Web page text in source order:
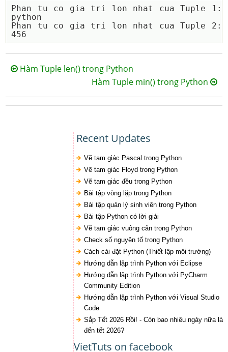
Phan tu co gia tri lon nhat cua Tuple 1:
python
Phan tu co gia tri lon nhat cua Tuple 2:
Hàm Tuple len() trong Python
Hàm Tuple min() trong Python
Recent Updates
Vẽ tam giác Pascal trong Python
Vẽ tam giác Floyd trong Python
Vẽ tam giác đều trong Python
Bài tập vòng lặp trong Python
Bài tập quản lý sinh viên trong Python
Bài tập Python có lời giải
Vẽ tam giác vuông cân trong Python
Check số nguyên tố trong Python
Cách cài đặt Python (Thiết lập môi trường)
Hướng dẫn lập trình Python với Eclipse
Hướng dẫn lập trình Python với PyCharm
Community Edition
Hướng dẫn lập trình Python với Visual Studio
Code
Sắp Tết 2026 Rồi! - Còn bao nhiêu ngày nữa là
đến tết 2026?
VietTuts on facebook